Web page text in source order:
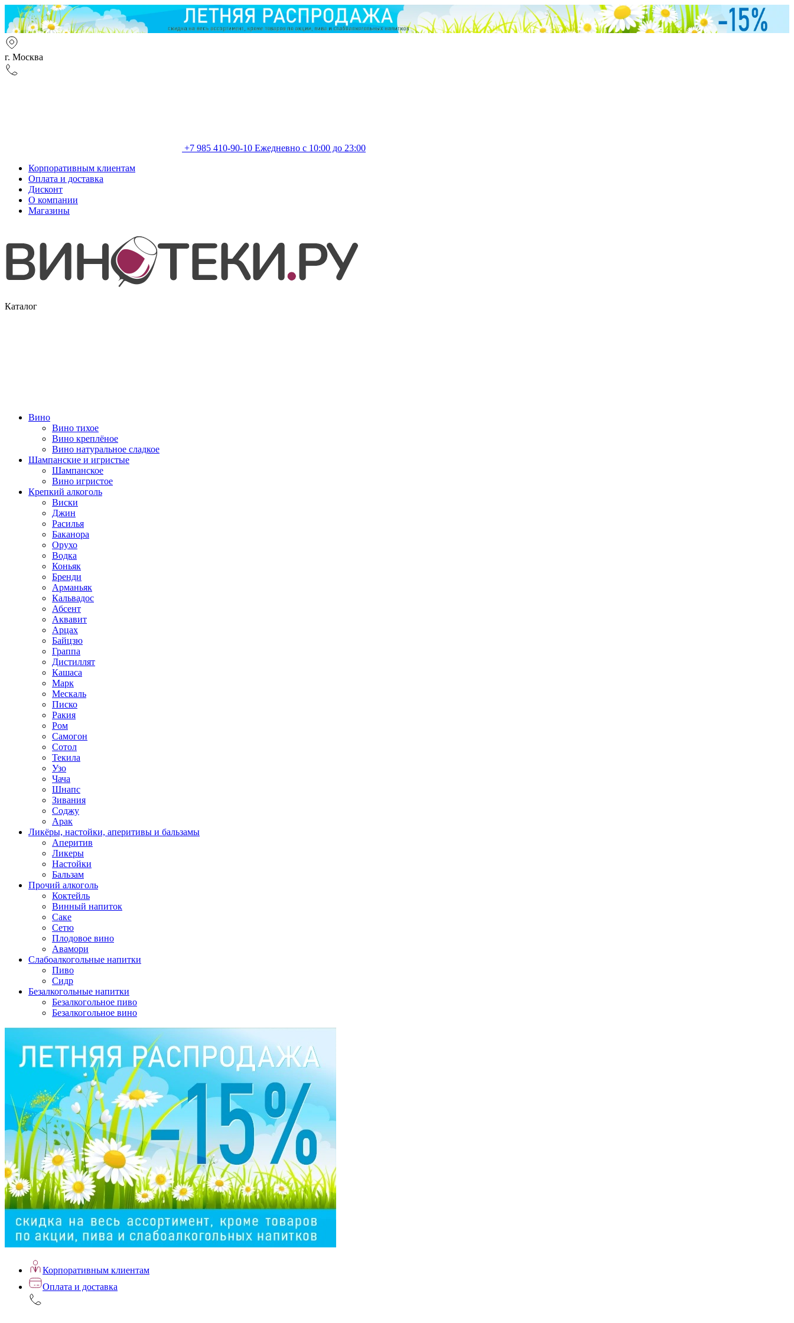
г. Москва
+7 985 410-90-10 Ежедневно с 10:00 до 23:00
Корпоративным клиентам
Оплата и доставка
Дисконт
О компании
Магазины
Каталог
Вино
Вино тихое
Вино креплёное
Вино натуральное сладкое
Шампанские и игристые
Шампанское
Вино игристое
Крепкий алкоголь
Виски
Джин
Расилья
Баканора
Орухо
Водка
Коньяк
Бренди
Арманьяк
Кальвадос
Абсент
Аквавит
Арцах
Байцзю
Граппа
Дистиллят
Кашаса
Марк
Мескаль
Писко
Ракия
Ром
Самогон
Сотол
Текила
Узо
Чача
Шнапс
Зивания
Соджу
Арак
Ликёры, настойки, аперитивы и бальзамы
Аперитив
Ликеры
Настойки
Бальзам
Прочий алкоголь
Коктейль
Винный напиток
Саке
Сетю
Плодовое вино
Авамори
Слабоалкогольные напитки
Пиво
Сидр
Безалкогольные напитки
Безалкогольное пиво
Безалкогольное вино
Корпоративным клиентам
Оплата и доставка